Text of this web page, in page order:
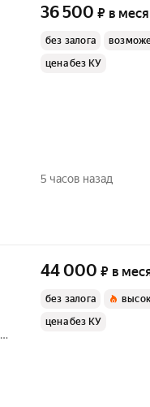
36 500 ₽ в
без залога
цена без КУ
5 часов назад
44 000 ₽ в
без залога
цена без КУ